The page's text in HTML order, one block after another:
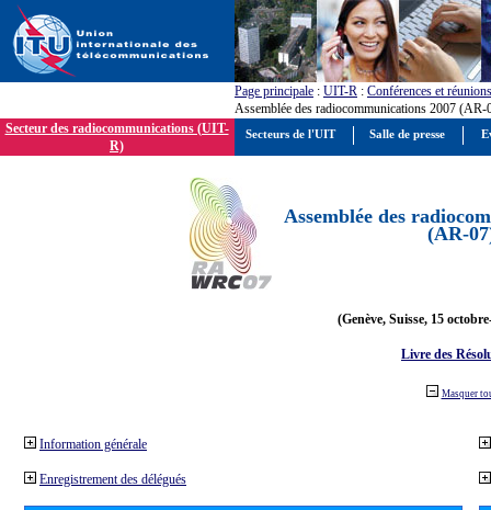
Page principale : UIT-R : Conférences et réunions
Assemblée des radiocommunications 2007 (AR-
Secteur des radiocommunications (UIT-
R)
Assemblée des
(AR-
(Genève, Suisse, 15
Livre des
Masquer
Information générale
Enregistrement des délégués
Secteurs de l'UIT Salle de presse